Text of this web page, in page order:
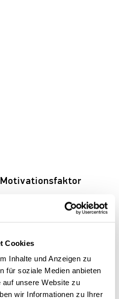
Cookies
Inhalte und Anzeigen zu
für soziale Medien anbieten
unsere Website zu
wir Informationen zu Ihrer
Mittel, was nicht
Koordination dienen muss.
#fun-watercooler und
bewundern und
trägt dazu bei, die